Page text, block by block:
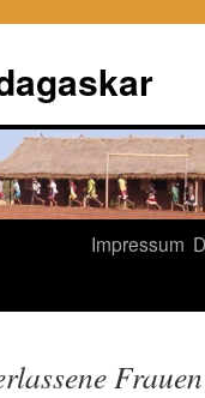
Impressum
Frauen